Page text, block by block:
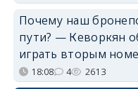
Почему наш
пути? — Кеворкян
играть вторым
18:08 4 2613